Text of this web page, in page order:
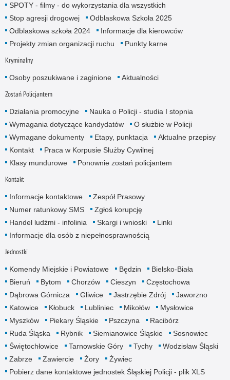
SPOTY - filmy - do wykorzystania dla wszystkich
Stop agresji drogowej
Odblaskowa Szkoła 2025
Odblaskowa szkoła 2024
Informacje dla kierowców
Projekty zmian organizacji ruchu
Punkty karne
Kryminalny
Osoby poszukiwane i zaginione Aktualności
Zostań Policjantem
Działania promocyjne
Nauka o Policji - studia I stopnia
Wymagania dotyczące kandydatów
O służbie w Policji
Wymagane dokumenty
Etapy, punktacja
Aktualne przepisy
Kontakt
Praca w Korpusie Służby Cywilnej
Klasy mundurowe
Ponownie zostań policjantem
Kontakt
Informacje kontaktowe
Zespół Prasowy
Numer ratunkowy SMS
Zgłoś korupcję
Handel ludźmi - infolinia
Skargi i wnioski
Linki
Informacje dla osób z niepełnosprawnością
Jednostki
Komendy Miejskie i Powiatowe Będzin
Bielsko-Biała
Bieruń
Bytom Chorzów Cieszyn
Częstochowa
Dąbrowa Górnicza
Gliwice Jastrzębie Zdrój
Jaworzno
Katowice
Kłobuck Lubliniec Mikołów
Mysłowice
Myszków
Piekary Śląskie Pszczyna
Racibórz
Ruda Śląska
Rybnik Siemianowice Śląskie
Sosnowiec
Świętochłowice
Tarnowskie Góry Tychy
Wodzisław Śląski
Zabrze
Zawiercie Żory
Żywiec
Pobierz dane kontaktowe jednostek Śląskiej Policji - plik XLS